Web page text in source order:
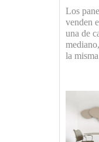
Los
venden
una de
la